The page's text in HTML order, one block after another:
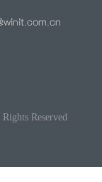
Reserved